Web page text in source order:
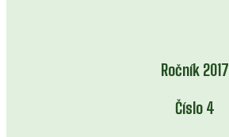
Ročník 2017
Číslo 4